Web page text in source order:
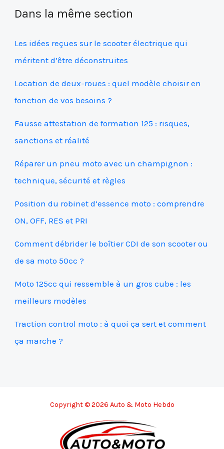
Dans la même section
Les idées reçues sur le scooter électrique qui
méritent d’être déconstruites
Location de deux-roues : quel modèle choisir en
fonction de vos besoins ?
Fausse attestation de formation 125 : risques,
sanctions et réalité
Réparer un pneu moto avec un champignon :
technique, sécurité et règles
Position du robinet d’essence moto : comprendre
ON, OFF, RES et PRI
Comment débrider le boîtier CDI de son scooter ou
de sa moto 50cc ?
Moto 125cc qui ressemble à un gros cube : les
meilleurs modèles
Traction control moto : à quoi ça sert et comment
ça marche ?
Copyright © 2026 Auto & Moto Hebdo